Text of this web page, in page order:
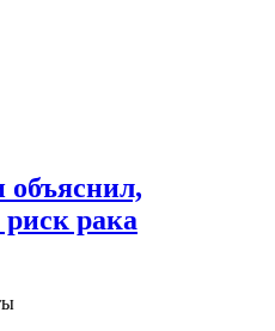
рака